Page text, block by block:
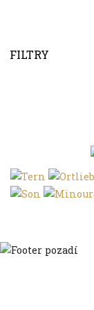
FILTRY